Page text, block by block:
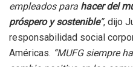
empleados para hacer del
próspero y sostenible”, dijo
responsabilidad social
Américas. “MUFG siempre